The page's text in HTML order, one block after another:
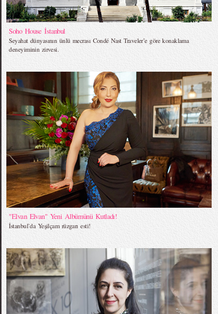
Soho House İstanbul
Seyahat dünyasının ünlü mecrası Condé Nast Traveler’e göre konaklama
deneyiminin zirvesi.
"Elvan Elvan" Yeni Albümünü Kutladı!
İstanbul`da Yeşilçam rüzgarı esti!